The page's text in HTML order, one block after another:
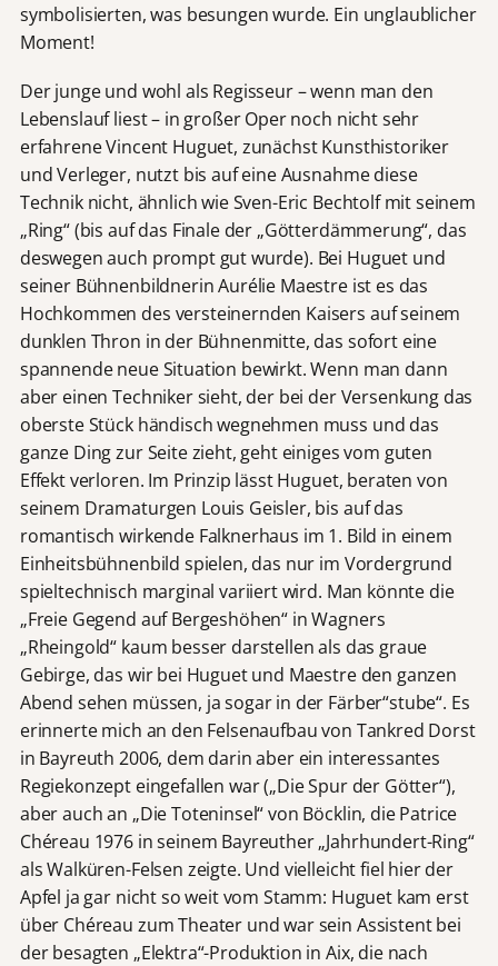
symbolisierten, was besungen wurde. Ein unglaublicher
Moment!
Der junge und wohl als Regisseur – wenn man den
Lebenslauf liest – in großer Oper noch nicht sehr
erfahrene Vincent Huguet, zunächst Kunsthistoriker
und Verleger, nutzt bis auf eine Ausnahme diese
Technik nicht, ähnlich wie Sven-Eric Bechtolf mit seinem
„Ring“ (bis auf das Finale der „Götterdämmerung“, das
deswegen auch prompt gut wurde). Bei Huguet und
seiner Bühnenbildnerin Aurélie Maestre ist es das
Hochkommen des versteinernden Kaisers auf seinem
dunklen Thron in der Bühnenmitte, das sofort eine
spannende neue Situation bewirkt. Wenn man dann
aber einen Techniker sieht, der bei der Versenkung das
oberste Stück händisch wegnehmen muss und das
ganze Ding zur Seite zieht, geht einiges vom guten
Effekt verloren. Im Prinzip lässt Huguet, beraten von
seinem Dramaturgen Louis Geisler, bis auf das
romantisch wirkende Falknerhaus im 1. Bild in einem
Einheitsbühnenbild spielen, das nur im Vordergrund
spieltechnisch marginal variiert wird. Man könnte die
„Freie Gegend auf Bergeshöhen“ in Wagners
„Rheingold“ kaum besser darstellen als das graue
Gebirge, das wir bei Huguet und Maestre den ganzen
Abend sehen müssen, ja sogar in der Färber“stube“. Es
erinnerte mich an den Felsenaufbau von Tankred Dorst
in Bayreuth 2006, dem darin aber ein interessantes
Regiekonzept eingefallen war („Die Spur der Götter“),
aber auch an „Die Toteninsel“ von Böcklin, die Patrice
Chéreau 1976 in seinem Bayreuther „Jahrhundert-Ring“
als Walküren-Felsen zeigte. Und vielleicht fiel hier der
Apfel ja gar nicht so weit vom Stamm: Huguet kam erst
über Chéreau zum Theater und war sein Assistent bei
der besagten „Elektra“-Produktion in Aix, die nach